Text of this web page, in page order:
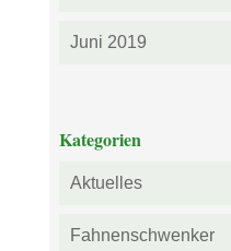
Juni 2019
Kategorien
Aktuelles
Fahnenschwenker